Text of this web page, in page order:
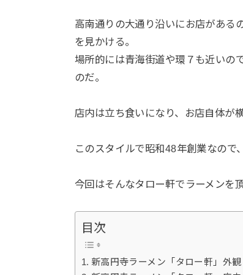
高南通りの大通り沿いにお店がある
を見かける。
場所的には青海街道や環７も近いの
のだ。
店内は立ち食いになり、お店自体が
このスタイルで昭和48年創業なので
今回はそんなタロー軒でラーメンを
目次
新高円寺ラーメン「タロー軒」外観